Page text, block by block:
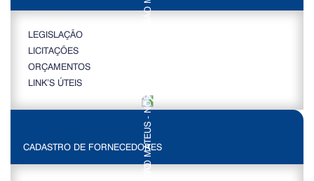
LEGISLAÇÃO
LICITAÇÕES
ORÇAMENTOS
LINK’S ÚTEIS
CADASTRO DE FORNECEDORES